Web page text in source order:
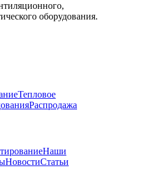
оборудования.
Тепловое
Распродажа
Наши
НовостиСтатьи